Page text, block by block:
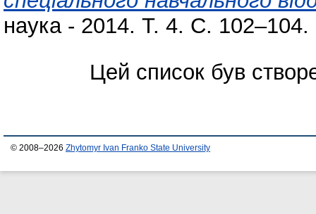
наука - 2014. Т. 4. С. 102–104.
Цей список був
© 2008–2026 Zhytomyr Ivan Franko State University